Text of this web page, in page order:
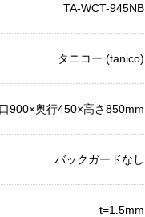
TA-WCT-945NB
タニコー (tanico)
900×奥行450×高さ850mm
バックガードなし
t=1.5mm